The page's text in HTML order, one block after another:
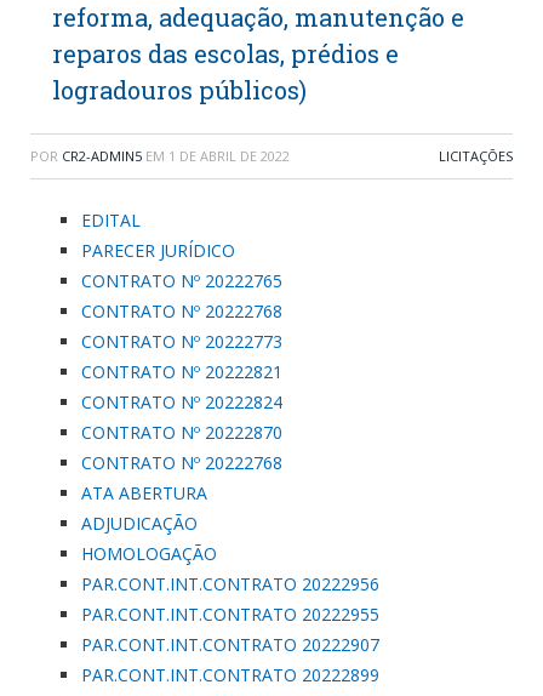
reforma, adequação, manutenção e
reparos das escolas, prédios e
logradouros públicos)
POR CR2-ADMIN5 EM 1 DE ABRIL DE 2022 LICITAÇÕES
EDITAL
PARECER JURÍDICO
CONTRATO Nº 20222765
CONTRATO Nº 20222768
CONTRATO Nº 20222773
CONTRATO Nº 20222821
CONTRATO Nº 20222824
CONTRATO Nº 20222870
CONTRATO Nº 20222768
ATA ABERTURA
ADJUDICAÇÃO
HOMOLOGAÇÃO
PAR.CONT.INT.CONTRATO 20222956
PAR.CONT.INT.CONTRATO 20222955
PAR.CONT.INT.CONTRATO 20222907
PAR.CONT.INT.CONTRATO 20222899